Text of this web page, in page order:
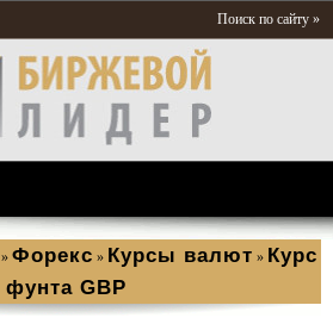
Поиск по сайту »
» Форекс » Курсы валют » Курс
фунта GBP